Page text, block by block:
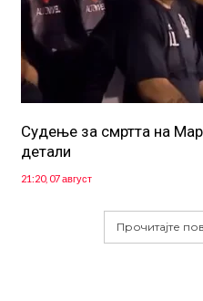
Судење за смртта на
детали
21:20, 07 август
Прочитајте